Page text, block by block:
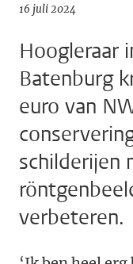
16 juli 2024
Hoogleraar
Batenburg
euro van
schilderijen
verbeteren.